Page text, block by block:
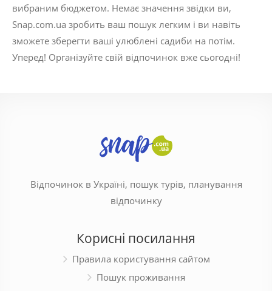
вибраним бюджетом. Немає значення звідки ви,
Snap.com.ua зробить ваш пошук легким і ви навіть
зможете зберегти ваші улюблені садиби на потім.
Уперед! Організуйте свій відпочинок вже сьогодні!
Відпочинок в Україні, пошук турів, планування
відпочинку
Корисні посилання
Правила користування сайтом
Пошук проживання